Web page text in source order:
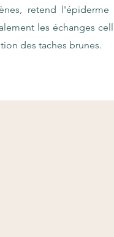
retend
les échanges
des taches brunes.